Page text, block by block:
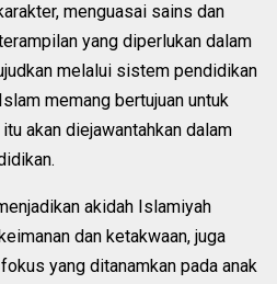
menguasai sains dan
yang diperlukan dalam
melalui sistem pendidikan
memang bertujuan untuk
akan diejawantahkan dalam
akidah Islamiyah
dan ketakwaan, juga
yang ditanamkan pada anak